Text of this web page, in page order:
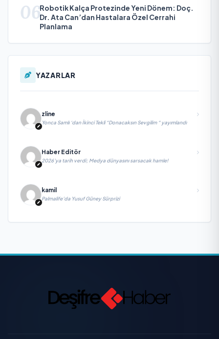
06Robotik Kalça Protezinde Yeni Dönem: Doç.
Dr. Ata Can’dan Hastalara Özel Cerrahi
Planlama
YAZARLAR
zline
Yonca Samlı ‘dan İkinci Tekli “Donacaksın Sevgilim “ yayımlandı
Haber Editör
2026’ya tarih verdi; Medya dünyasını sarsacak hamle!
kamil
Palmalife’da Yusuf Güney Sürprizi